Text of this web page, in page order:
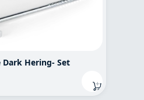
Hering- Set